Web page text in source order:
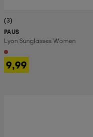
(3)
PAUS
Lyon Sunglasses Women
9,99